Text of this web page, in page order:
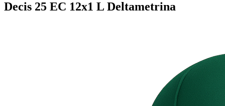
1
of
Decis 25 EC 12x1 L Deltametrina